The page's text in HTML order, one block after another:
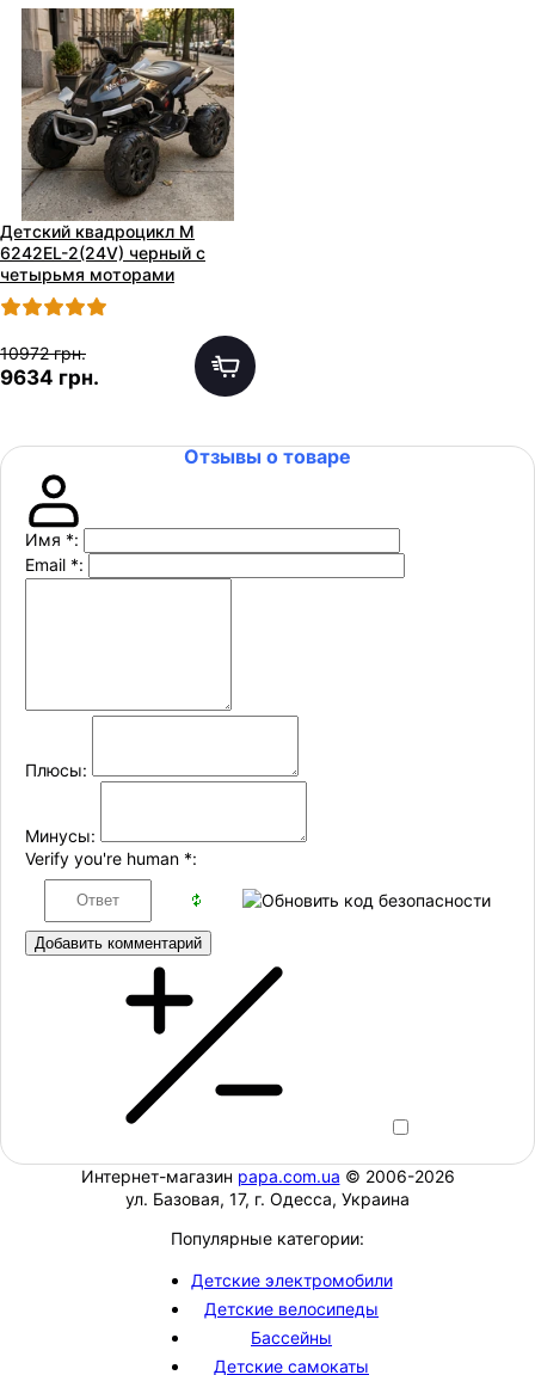
Детский квадроцикл M
6242EL-2(24V) черный с
четырьмя моторами
10972 грн.
9634 грн.
Отзывы о товаре
Имя *:
Email *:
Плюсы:
Минусы:
Verify you're human *:
Добавить комментарий
Интернет-магазин papa.com.ua © 2006-2026
ул. Базовая, 17, г. Одесса, Украина
Популярные категории:
Детские электромобили
Детские велосипеды
Бассейны
Детские самокаты